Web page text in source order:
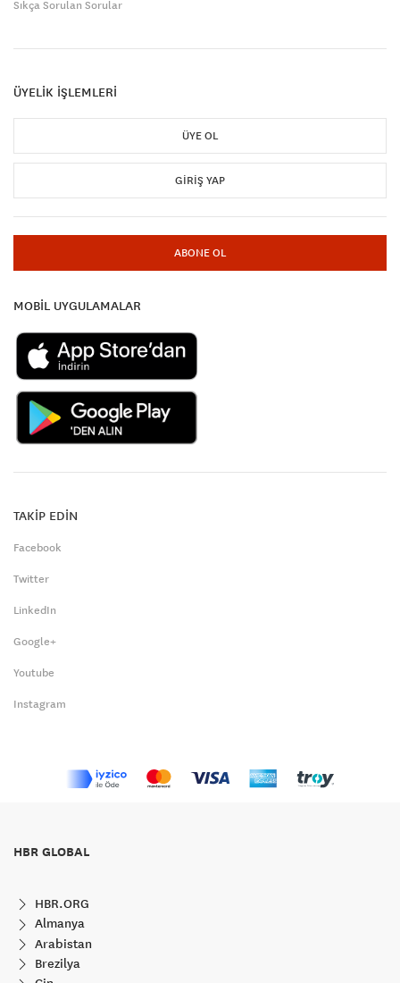
Sıkça Sorulan Sorular
ÜYELİK İŞLEMLERİ
ÜYE OL
GIRIŞ YAP
ABONE OL
MOBİL UYGULAMALAR
TAKİP EDİN
Facebook
Twitter
LinkedIn
Google+
Youtube
Instagram
HBR GLOBAL
HBR.ORG
Almanya
Arabistan
Brezilya